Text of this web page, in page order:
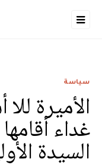
سياسة
الأميرة
غداء
السيدة